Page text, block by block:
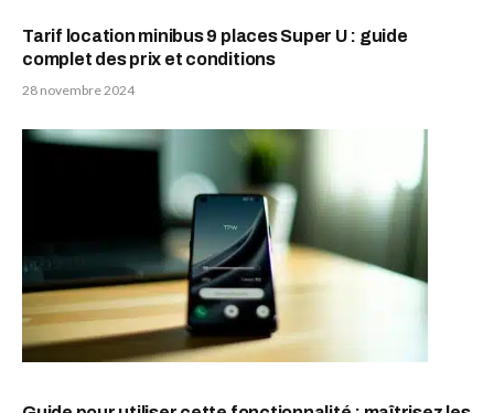
Tarif location minibus 9 places Super U : guide
complet des prix et conditions
28 novembre 2024